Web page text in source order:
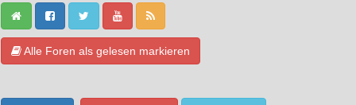
Alle Foren als gelesen markieren